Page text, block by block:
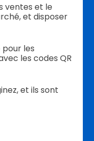
ventes et le
et disposer
les
les codes QR
et ils sont